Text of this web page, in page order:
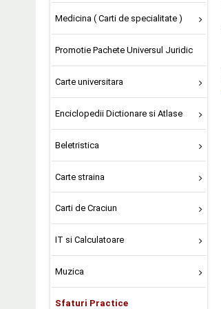
Medicina ( Carti de specialitate )
Promotie Pachete Universul Juridic
Carte universitara
Enciclopedii Dictionare si Atlase
Beletristica
Carte straina
Carti de Craciun
IT si Calculatoare
Muzica
Sfaturi Practice